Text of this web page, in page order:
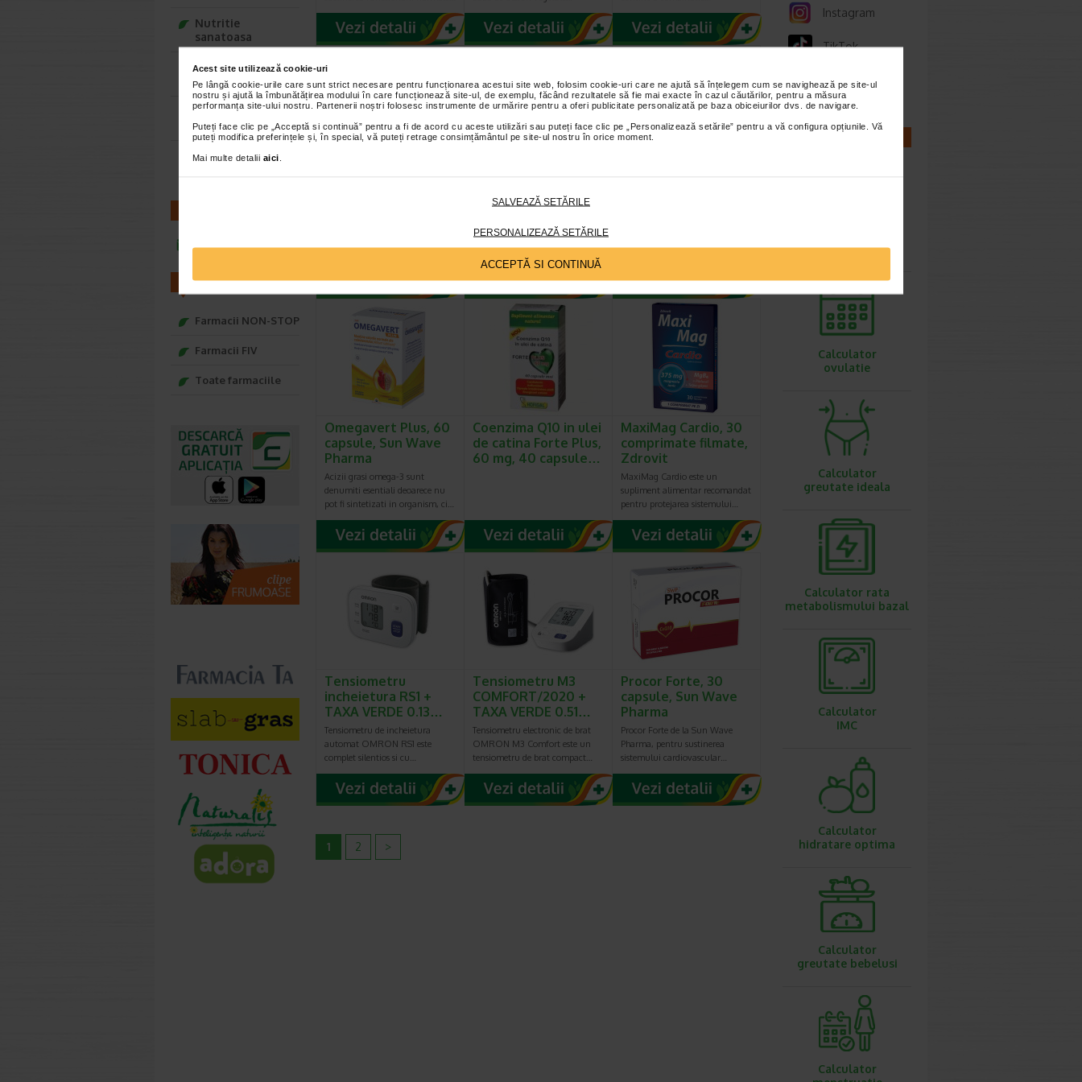
Acest site utilizează cookie-uri
Pe lângă cookie-urile care sunt strict necesare pentru funcționarea acestui site web, folosim cookie-uri care ne ajută să înțelegem cum se navighează pe site-ul
nostru și ajută la îmbunătățirea modului în care funcționează site-ul, de exemplu, făcând rezultatele să fie mai exacte în cazul căutărilor, pentru a măsura
performanța site-ului nostru. Partenerii noștri folosesc instrumente de urmărire pentru a oferi publicitate personalizată pe baza obiceiurilor dvs. de navigare.
Puteți face clic pe „Acceptă si continuă” pentru a fi de acord cu aceste utilizări sau puteți face clic pe „Personalizează setările” pentru a vă configura opțiunile. Vă
puteți modifica preferințele și, în special, vă puteți retrage consimțământul pe site-ul nostru în orice moment.
Mai multe detalii aici
SALVEAZĂ SETĂRILE
PERSONALIZEAZĂ SETĂRILE
ACCEPTĂ SI CONTINUĂ
alcoolica, optati pentru vinul rosu, care, in cantitati moderate, este excelent pentru
inima.
Incercati sa va stresati cat mai putin
creste riscul de boli cardiovasculare. De aceea, relaxati-va facand lucruri care va plac
(yoga, gradinarit, plimbari etc.).
comprimate filmate. 2…
si frunze de maslin sustine o…
Omegavert Plus, 60
capsule, Sun Wave
Pharma
Acizii grasi omega-3 sunt
denumiti esentiali deoarece nu
pot fi sintetizati in organism, ci…
Coenzima Q10 in ulei
de catina Forte Plus,
60 mg, 40 capsule…
MaxiMag Cardio, 30
comprimate filmate,
Zdrovit
MaxiMag Cardio este un
supliment alimentar recomandat
pentru protejarea sistemului…
Tensiometru
incheietura RS1 +
TAXA VERDE 0.13…
Tensiometru de incheietura
automat OMRON RS1 este
complet silentios si cu…
Tensiometru M3
COMFORT/2020 +
TAXA VERDE 0.51…
Tensiometru electronic de brat
OMRON M3 Comfort este un
tensiometru de brat compact…
Procor Forte, 30
capsule, Sun Wave
Pharma
Procor Forte de la Sun Wave
Pharma, pentru sustinerea
sistemului cardiovascular…
1 2 >
Nutritie
sanatoasa
Ce Oftapic ti se
potriveste
Adora – Adorabili
din prima clipa
Seturi cadou
infoline@catena.ro
FARMACII
Farmacii NON-STOP
Farmacii FIV
Toate farmaciile
Instagram
TikTok
Whatsapp
sarcina
Calculator
ovulatie
Calculator
greutate ideala
Calculator rata
metabolismului bazal
Calculator
IMC
Calculator
hidratare optima
Calculator
greutate bebelusi
Calculator